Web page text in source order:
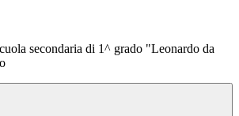
secondaria di 1^ grado "Leonardo da